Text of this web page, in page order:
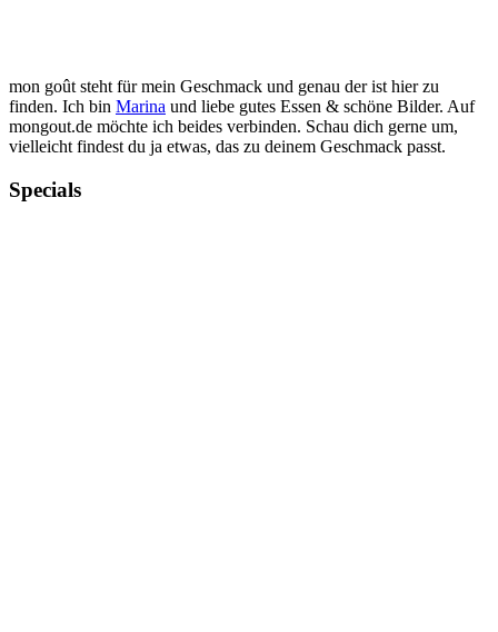
mon goût steht für mein Geschmack und genau der ist hier zu
finden. Ich bin Marina und liebe gutes Essen & schöne Bilder. Auf
mongout.de möchte ich beides verbinden. Schau dich gerne um,
vielleicht findest du ja etwas, das zu deinem Geschmack passt.
Specials